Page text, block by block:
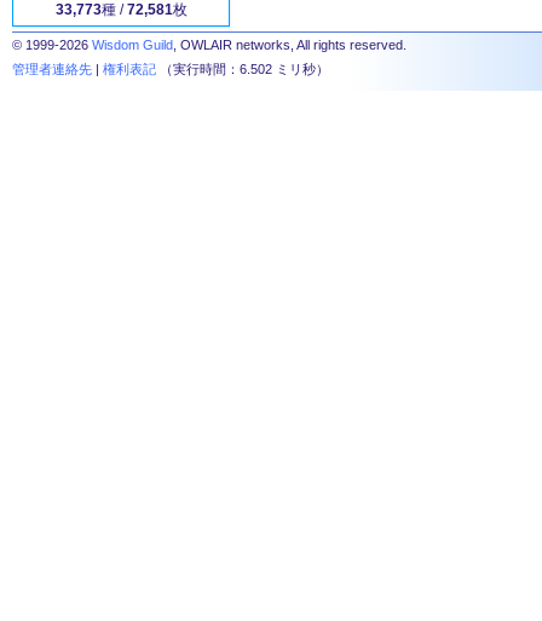
33,773種 /72,581枚
© 1999-2026 Wisdom Guild , OWLAIR networks, All rights reserved.
管理者連絡先 | 権利表記 （実行時間：6.502 ミリ秒）